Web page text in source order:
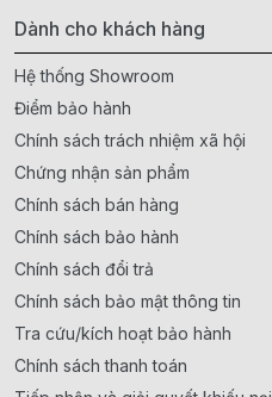
Dành cho khách hàng
Hệ thống Showroom
Điểm bảo hành
Chính sách trách nhiệm xã hội
Chứng nhận sản phẩm
Chính sách bán hàng
Chính sách bảo hành
Chính sách đổi trả
Chính sách bảo mật thông tin
Tra cứu/kích hoạt bảo hành
Chính sách thanh toán